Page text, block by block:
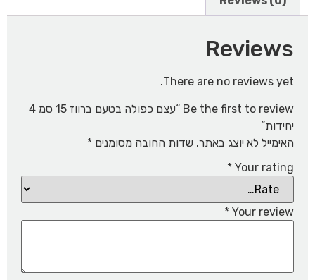
Reviews
There are no reviews yet.
Be the first to review “עצם כפולה בטעם ברווז 15 סמ 4
יחידות”
האימייל לא יוצג באתר. שדות החובה מסומנים *
Your rating
*
Your review
*